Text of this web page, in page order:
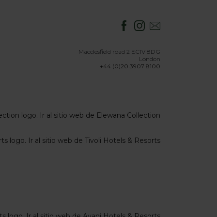
Macclesfield road 2 EC1V 8DG
London
+44 (0)20 3907 8100